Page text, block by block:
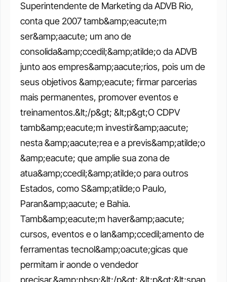
Superintendente de Marketing da ADVB Rio,
conta que 2007 tamb&amp;eacute;m
ser&amp;aacute; um ano de
consolida&amp;ccedil;&amp;atilde;o da ADVB
junto aos empres&amp;aacute;rios, pois um de
seus objetivos &amp;eacute; firmar parcerias
mais permanentes, promover eventos e
treinamentos.&lt;/p&gt; &lt;p&gt;O CDPV
tamb&amp;eacute;m investir&amp;aacute;
nesta &amp;aacute;rea e a previs&amp;atilde;o
&amp;eacute; que amplie sua zona de
atua&amp;ccedil;&amp;atilde;o para outros
Estados, como S&amp;atilde;o Paulo,
Paran&amp;aacute; e Bahia.
Tamb&amp;eacute;m haver&amp;aacute;
cursos, eventos e o lan&amp;ccedil;amento de
ferramentas tecnol&amp;oacute;gicas que
permitam ir aonde o vendedor
precisar.&amp;nbsp;&lt;/p&gt; &lt;p&gt;&lt;span